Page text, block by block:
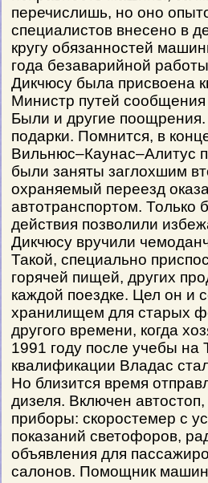
перечислишь, но оно
специалистов внесено в
кругу обязанностей
года безаварийной
Дикчюсу была присвоена
Министр путей
Были и другие
подарки. Помнится, в
Вильнюс–Каунас–Алитус
были заняты заглохшим
охраняемый переезд
автотранспортом. Только
действия позволили
Дикчюсу вручили
Такой, специально
горячей пищей, других
каждой поездке. Цел он и
хранилищем для старых
другого времени, когда
1991 году после учебы на
квалификации Владас
Но близится время
дизеля. Включен
приборы: скоростемер с
показаний светофоров,
объявления для
салонов. Помощник